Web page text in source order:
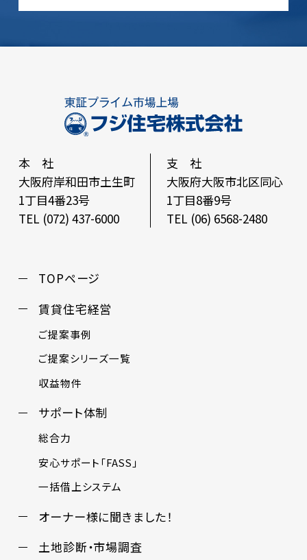
本 社
大阪府岸和田市土生町
1丁目4番23号
TEL (072) 437-6000
支 社
大阪府大阪市北区同心
1丁目8番9号
TEL (06) 6568-2480
TOPページ
賃貸住宅経営
ご提案事例
ご提案シリーズ一覧
収益物件
サポート体制
総合力
安心サポート「FASS」
一括借上システム
オーナー様に聞きました！
土地診断・市場調査